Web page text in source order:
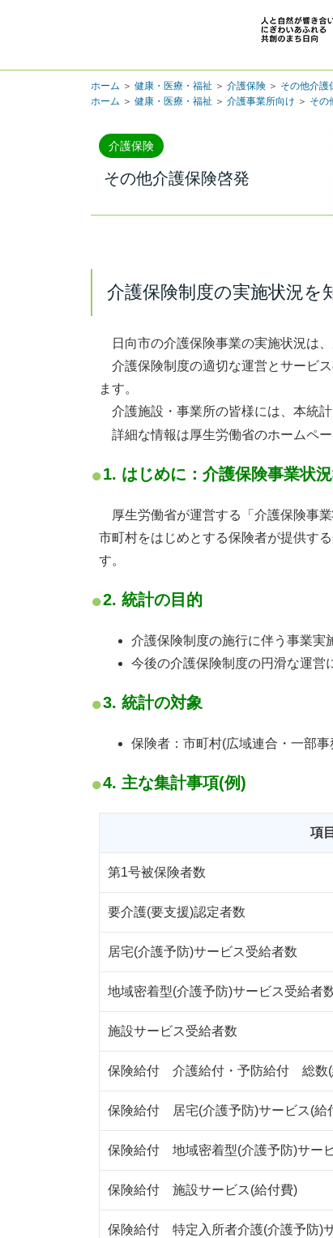
ホーム ＞ 健康・医療・福祉 ＞ 介護保険 ＞ その他介護
ホーム ＞ 健康・医療・福祉 ＞ 介護事業所向け ＞ その
介護保険
その他介護保険啓発
介護保険制度の実施状況を
日向市の介護保険事業の実施状況は
介護保険制度の適切な運営とサービ
ます。
介護施設・事業所の皆様には、本統
詳細な情報は厚生労働省のホームペ
1. はじめに：介護保険事業状
厚生労働省が運営する「介護保険事
市町村をはじめとする保険者が提供す
す。
2. 統計の目的
介護保険制度の施行に伴う事業実
今後の介護保険制度の円滑な運営
3. 統計の対象
保険者：市町村(広域連合・一部
4. 主な集計事項(例)
項
第1号被保険者数
要介護(要支援)認定者数
居宅(介護予防)サービス受給者数
地域密着型(介護予防)サービス受給者
施設サービス受給者数
保険給付 介護給付・予防給付 総数(
保険給付 居宅(介護予防)サービス(給
保険給付 地域密着型(介護予防)サー
保険給付 施設サービス(給付費)
保険給付 特定入所者介護(介護予防)